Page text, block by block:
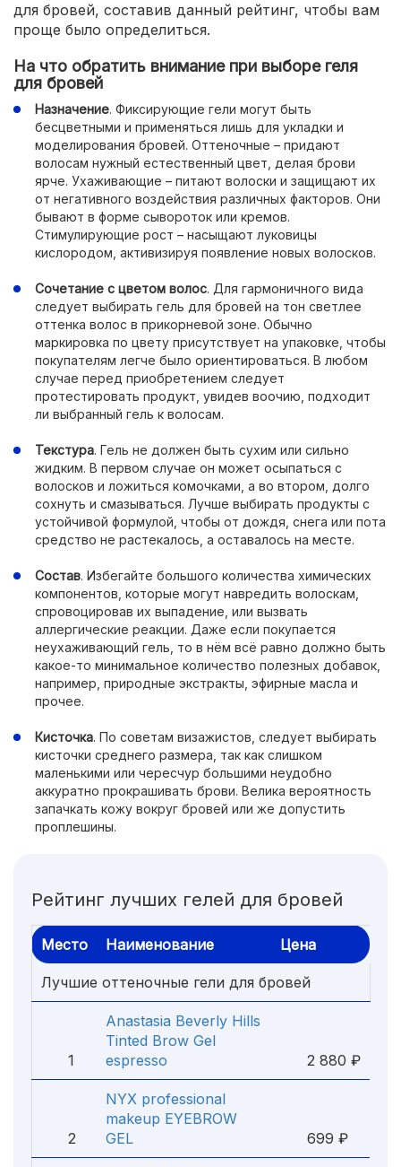
для бровей, составив данный рейтинг, чтобы вам
проще было определиться.
На что обратить внимание при выборе геля
для бровей
Назначение. Фиксирующие гели могут быть
бесцветными и применяться лишь для укладки и
моделирования бровей. Оттеночные – придают
волосам нужный естественный цвет, делая брови
ярче. Ухаживающие – питают волоски и защищают их
от негативного воздействия различных факторов. Они
бывают в форме сывороток или кремов.
Стимулирующие рост – насыщают луковицы
кислородом, активизируя появление новых волосков.
Сочетание с цветом волос. Для гармоничного вида
следует выбирать гель для бровей на тон светлее
оттенка волос в прикорневой зоне. Обычно
маркировка по цвету присутствует на упаковке, чтобы
покупателям легче было ориентироваться. В любом
случае перед приобретением следует
протестировать продукт, увидев воочию, подходит
ли выбранный гель к волосам.
Текстура. Гель не должен быть сухим или сильно
жидким. В первом случае он может осыпаться с
волосков и ложиться комочками, а во втором, долго
сохнуть и смазываться. Лучше выбирать продукты с
устойчивой формулой, чтобы от дождя, снега или пота
средство не растекалось, а оставалось на месте.
Состав. Избегайте большого количества химических
компонентов, которые могут навредить волоскам,
спровоцировав их выпадение, или вызвать
аллергические реакции. Даже если покупается
неухаживающий гель, то в нём всё равно должно быть
какое-то минимальное количество полезных добавок,
например, природные экстракты, эфирные масла и
прочее.
Кисточка. По советам визажистов, следует выбирать
кисточки среднего размера, так как слишком
маленькими или чересчур большими неудобно
аккуратно прокрашивать брови. Велика вероятность
запачкать кожу вокруг бровей или же допустить
проплешины.
Рейтинг лучших гелей для бровей
Место Наименование Цена
Лучшие оттеночные гели для бровей
1
Anastasia Beverly Hills
Tinted Brow Gel
espresso
2 880 ₽
2
NYX professional
makeup EYEBROW
GEL
699 ₽